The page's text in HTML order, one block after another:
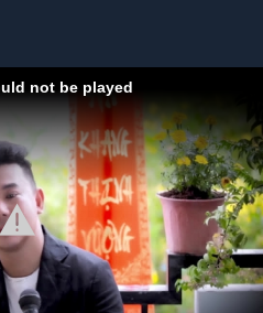
not be played